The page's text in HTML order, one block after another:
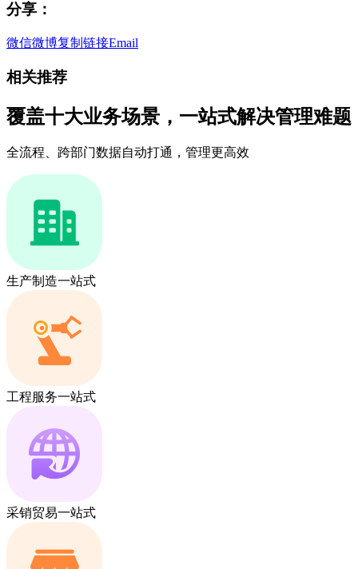
分享：
微信微博复制链接Email
相关推荐
覆盖十大业务场景，一站式解决管理难题
全流程、跨部门数据自动打通，管理更高效
生产制造一站式
工程服务一站式
采销贸易一站式